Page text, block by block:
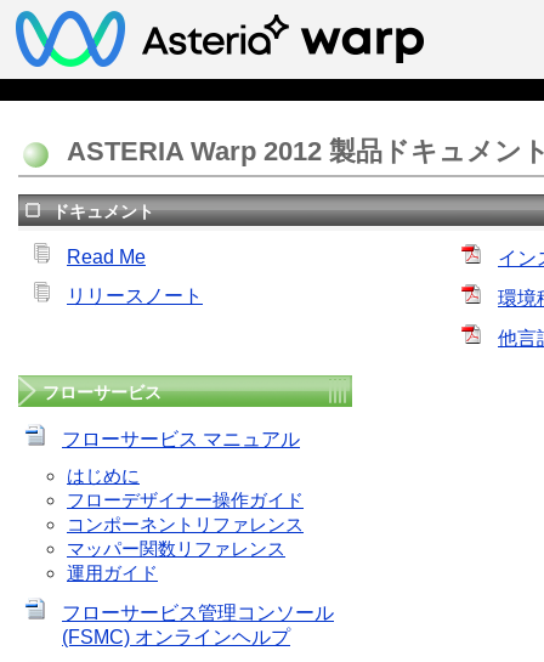
ASTERIA Warp 2012 製品ドキュメン
ドキュメント
Read Me
リリースノート
イン
環境
他言
フローサービス
フローサービス マニュアル
はじめに
フローデザイナー操作ガイド
コンポーネントリファレンス
マッパー関数リファレンス
運用ガイド
フローサービス管理コンソール
(FSMC) オンラインヘルプ